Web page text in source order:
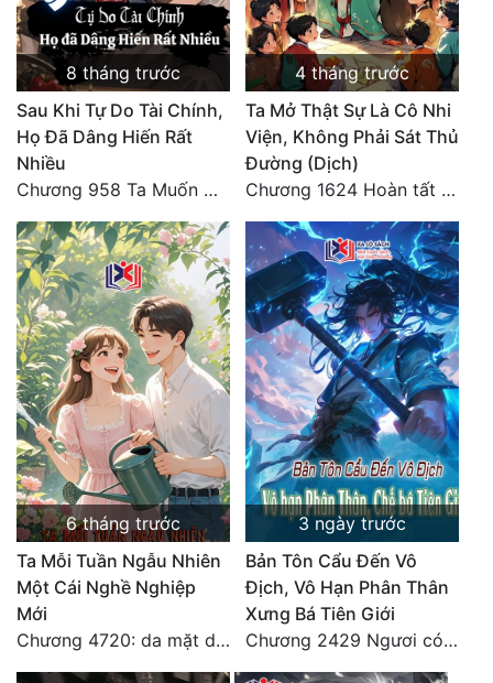
Tu Chân
Tu Tiên
Tội Phạm
Vô Địch
Võ Hiệp
Võng Du
Xuyên Không
Xuyên Nhanh
Xuyên Sách
Xuyên Thư
Điền Văn
Đô Thị
Đông Phương
Đông Phương Huyền Huyễn
Đồng Nhân
8 tháng trước
Sau Khi Tự Do Tài Chính,
Họ Đã Dâng Hiến Rất
Nhiều
Chương 958 Ta Muốn Cùng Các Cô Vĩnh Viễn Ở Bên Nhau (2) Hết
4 tháng trước
Ta Mở Thật Sự Là Cô Nhi
Viện, Không Phải Sát Thủ
Đường (Dịch)
Chương 1624 Hoàn tất cảm nghĩ (2)
6 tháng trước
Ta Mỗi Tuần Ngẫu Nhiên
Một Cái Nghề Nghiệp
Mới
Chương 4720: da mặt dày
3 ngày trước
Bản Tôn Cẩu Đến Vô
Địch, Vô Hạn Phân Thân
Xưng Bá Tiên Giới
Chương 2429 Ngươi có tuệ nhãn? Ta có...